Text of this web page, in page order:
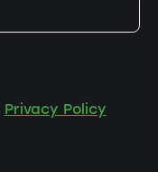
Privacy Policy